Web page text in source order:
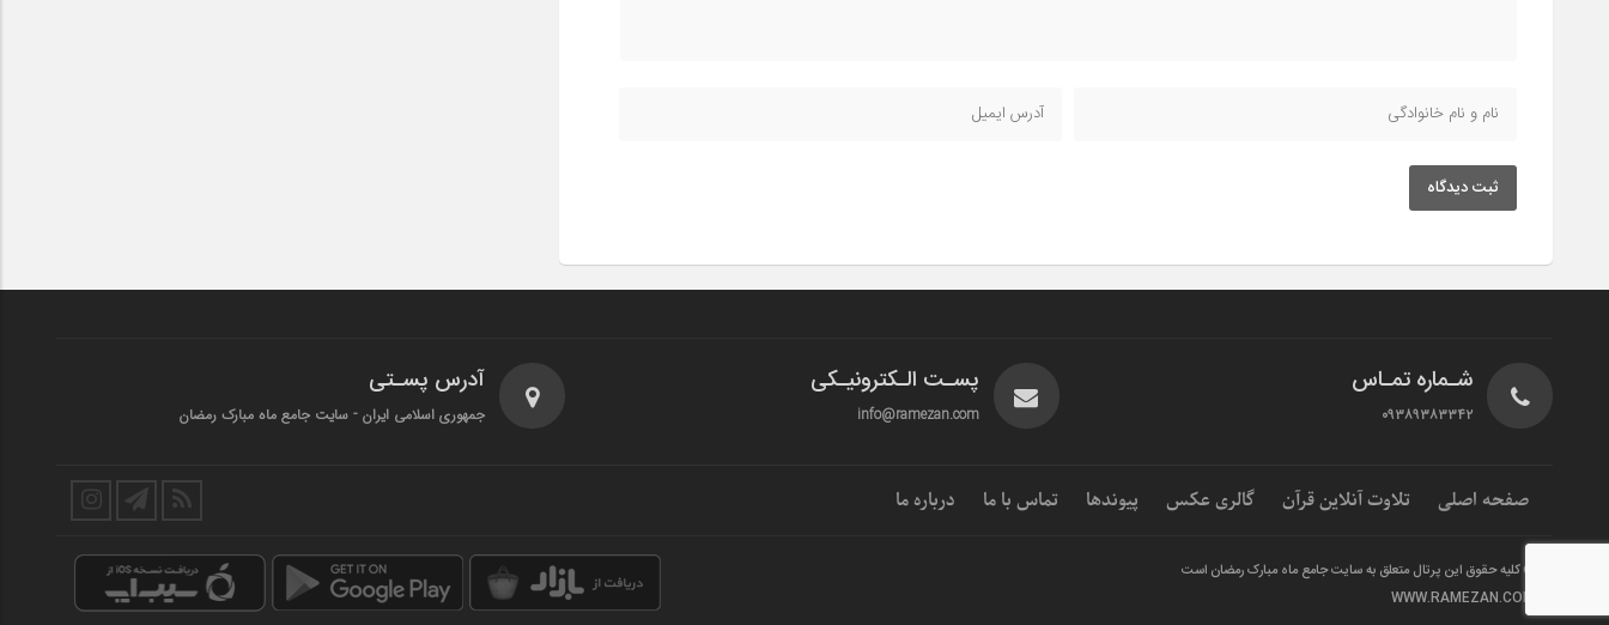
ثبت دیدگاه
شـماره تمـاس
۰۹۳۸۹۳۸۳۳۴۲
پسـت الـکترونیـکی
info@ramezan.com
آدرس پسـتی
جمهوری اسلامی ایران - سایت جامع ماه مبارک رمضان
صفحه اصلی تلاوت آنلاین قرآن گالری عکس پیوندها تماس با ما درباره ما
© کلیه حقوق این پرتال متعلق به سایت جامع ماه مبارک رمضان است
WWW.RAMEZAN.COM